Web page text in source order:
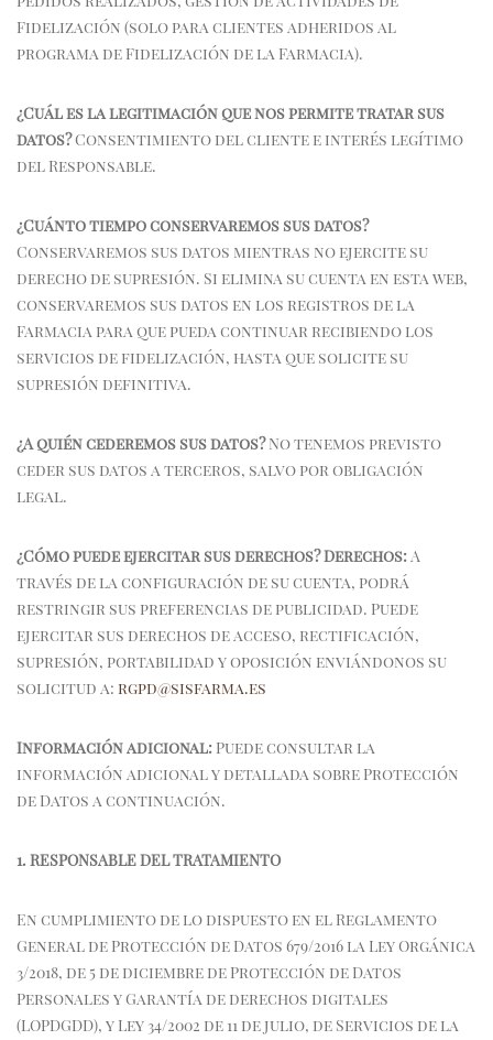
Fidelización (solo para clientes adheridos al
programa de Fidelización de la Farmacia).
¿Cuál es la legitimación que nos permite tratar sus
datos?Consentimiento del cliente e interés legítimo
del Responsable.
¿Cuánto tiempo conservaremos sus datos?
Conservaremos sus datos mientras no ejercite su
derecho de supresión. Si elimina su cuenta en esta web,
conservaremos sus datos en los registros de la
Farmacia para que pueda continuar recibiendo los
servicios de fidelización, hasta que solicite su
supresión definitiva.
¿A quién cederemos sus datos?No tenemos previsto
ceder sus datos a terceros, salvo por obligación
legal.
¿Cómo puede ejercitar sus derechos? Derechos:A
través de la configuración de su cuenta, podrá
restringir sus preferencias de publicidad. Puede
ejercitar sus derechos de acceso, rectificación,
supresión, portabilidad y oposición enviándonos su
solicitud a: rgpd@sisfarma.es
Información adicional: Puede consultar la
información adicional y detallada sobre Protección
de Datos a continuación.
1. RESPONSABLE DEL TRATAMIENTO
En cumplimiento de lo dispuesto en el Reglamento
General de Protección de Datos 679/2016 la Ley Orgánica
3/2018, de 5 de diciembre de Protección de Datos
Personales y Garantía de derechos digitales
(LOPDGDD), y Ley 34/2002 de 11 de julio, de Servicios de la